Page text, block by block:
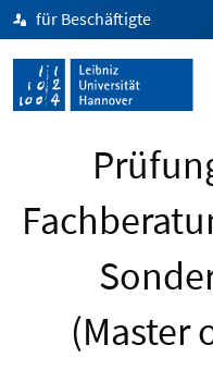
für Beschäftigte
(Master